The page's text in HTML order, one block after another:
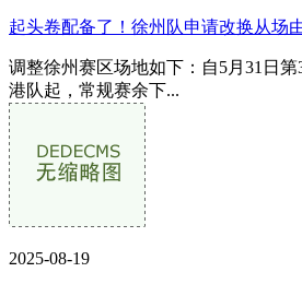
起头卷配备了！徐州队申请改换从场
调整徐州赛区场地如下：自5月31日
港队起，常规赛余下...
2025-08-19